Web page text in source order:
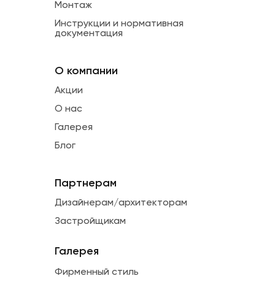
Монтаж
Инструкции и нормативная
документация
О компании
Акции
О нас
Галерея
Блог
Партнерам
Дизайнерам/архитекторам
Застройщикам
Галерея
Фирменный стиль